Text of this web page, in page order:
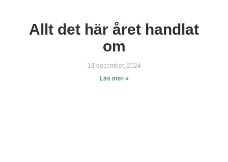
Allt det här året handlat
om
18 december, 2024
Läs mer »